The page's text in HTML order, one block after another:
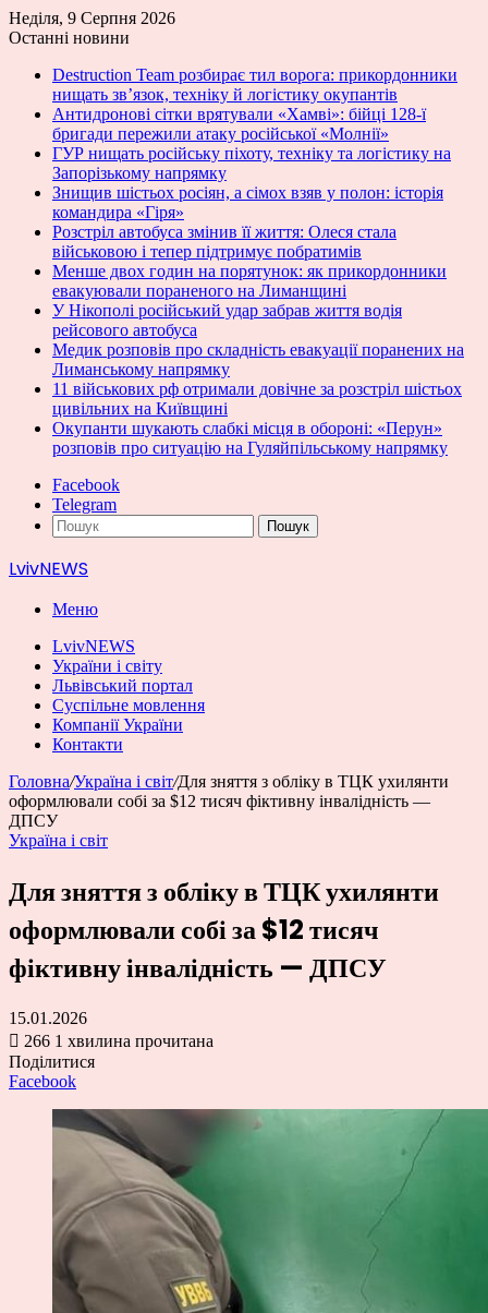
Неділя, 9 Серпня 2026
Останні новини
Destruction Team розбирає тил ворога: прикордонники
нищать зв’язок, техніку й логістику окупантів
Антидронові сітки врятували «Хамві»: бійці 128-ї
бригади пережили атаку російської «Молнії»
ГУР нищать російську піхоту, техніку та логістику на
Запорізькому напрямку
Знищив шістьох росіян, а сімох взяв у полон: історія
командира «Гіря»
Розстріл автобуса змінив її життя: Олеся стала
військовою і тепер підтримує побратимів
Менше двох годин на порятунок: як прикордонники
евакуювали пораненого на Лиманщині
У Нікополі російський удар забрав життя водія
рейсового автобуса
Медик розповів про складність евакуації поранених на
Лиманському напрямку
11 військових рф отримали довічне за розстріл шістьох
цивільних на Київщині
Окупанти шукають слабкі місця в обороні: «Перун»
розповів про ситуацію на Гуляйпільському напрямку
Facebook
Telegram
Пошук
LvivNEWS
Меню
LvivNEWS
України і світу
Львівський портал
Суспільне мовлення
Компанії України
Контакти
Головна/Україна і світ/Для зняття з обліку в ТЦК ухилянти
оформлювали собі за $12 тисяч фіктивну інвалідність —
ДПСУ
Україна і світ
Для зняття з обліку в ТЦК ухилянти
оформлювали собі за $12 тисяч
фіктивну інвалідність — ДПСУ
15.01.2026
266 1 хвилина прочитана
Поділитися
Facebook